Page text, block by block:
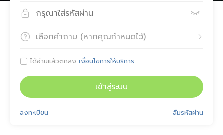
 
 
เลือกคำถาม (หากคุณกำหนดไว้)
 ได้อ่านแล้วตกลง เงื่อนไขการให้บริการ
เข้าสู่ระบบ
ลืมรหัสผ่าน
ลงทะเบียน